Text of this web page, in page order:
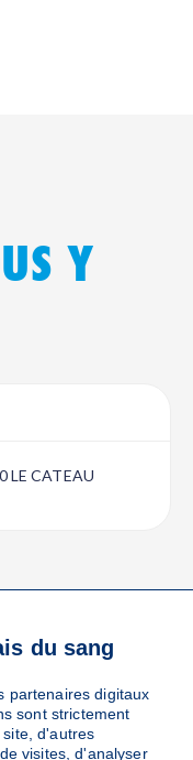
Y
LE CATEAU
du sang
partenaires digitaux
sont strictement
d'autres
visites, d'analyser